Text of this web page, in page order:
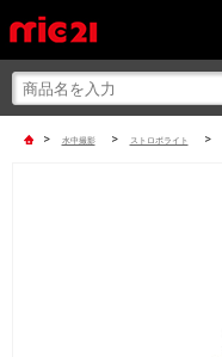
> 水中撮影 > ストロボライト >